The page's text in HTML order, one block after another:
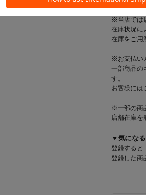
※当店では
在庫状況に
在庫をご用
※お支払い
一部商品の
す。
お客様には
※一部の商
店舗在庫を
▼気になる
登録すると
登録した商